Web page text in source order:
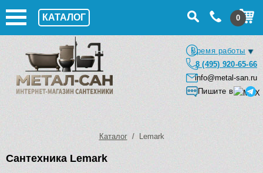
КАТАЛОГ 0
Время работы
8 (495) 920-65-66
info@metal-san.ru
Пишите в
Каталог/ Lemark
Сантехника Lemark